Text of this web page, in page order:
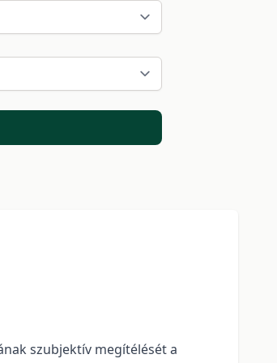
szubjektív megítélését a